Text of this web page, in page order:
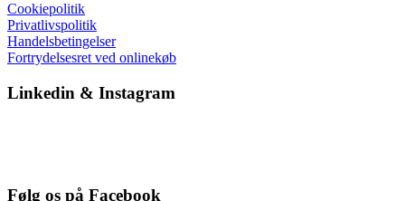
Cookiepolitik
Privatlivspolitik
Handelsbetingelser
Fortrydelsesret ved onlinekøb
Linkedin & Instagram
Følg os på Facebook